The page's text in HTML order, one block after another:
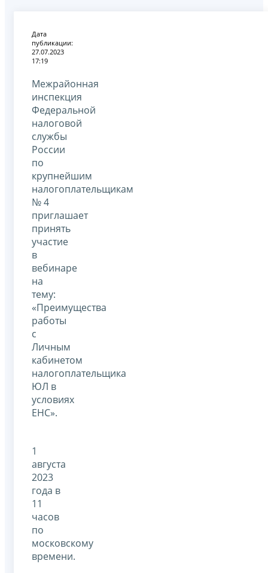
Дата
публикации:
27.07.2023
17:19
Межрайонная
инспекция
Федеральной
налоговой
службы
России
по
крупнейшим
налогоплательщикам
№ 4
приглашает
принять
участие
в
вебинаре
на
тему:
«Преимущества
работы
с
Личным
кабинетом
налогоплательщика
ЮЛ в
условиях
ЕНС».
1
августа
2023
года в
11
часов
по
московскому
времени.